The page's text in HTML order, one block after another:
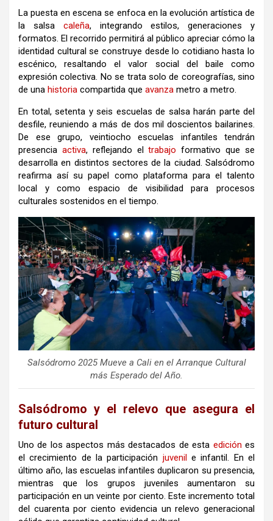
La puesta en escena se enfoca en la evolución artística de
la salsa caleña, integrando estilos, generaciones y
formatos. El recorrido permitirá al público apreciar cómo la
identidad cultural se construye desde lo cotidiano hasta lo
escénico, resaltando el valor social del baile como
expresión colectiva. No se trata solo de coreografías, sino
de una historia compartida que avanza metro a metro.
En total, setenta y seis escuelas de salsa harán parte del
desfile, reuniendo a más de dos mil doscientos bailarines.
De ese grupo, veintiocho escuelas infantiles tendrán
presencia activa, reflejando eltrabajo formativo que se
desarrolla en distintos sectores de la ciudad. Salsódromo
reafirma así su papel como plataforma para el talento
local y como espacio de visibilidad para procesos
culturales sostenidos en el tiempo.
Salsódromo 2025 Mueve a Cali en el Arranque Cultural
más Esperado del Año.
Salsódromo y el relevo que asegura el
futuro cultural
Uno de los aspectos más destacados de esta edición es
el crecimiento de la participación juvenile infantil. En el
último año, las escuelas infantiles duplicaron su presencia,
mientras que los grupos juveniles aumentaron su
participación en un veinte por ciento. Este incremento total
del cuarenta por ciento evidencia un relevo generacional